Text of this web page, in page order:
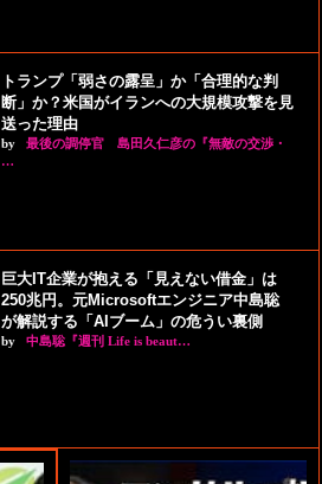
トランプ「弱さの露呈」か「合理的な判
断」か？米国がイランへの大規模攻撃を見
送った理由
by
最後の調停官 島田久仁彦の『無敵の交渉・
…
巨大IT企業が抱える「見えない借金」は
250兆円。元Microsoftエンジニア中島聡
が解説する「AIブーム」の危うい裏側
by 中島聡『週刊 Life is beaut…